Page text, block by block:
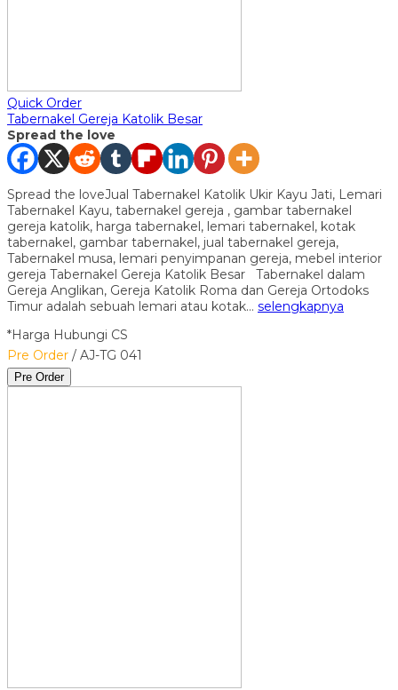
Quick Order
Tabernakel Gereja Katolik Besar
Spread the love
Spread the loveJual Tabernakel Katolik Ukir Kayu Jati, Lemari
Tabernakel Kayu, tabernakel gereja , gambar tabernakel
gereja katolik, harga tabernakel, lemari tabernakel, kotak
tabernakel, gambar tabernakel, jual tabernakel gereja,
Tabernakel musa, lemari penyimpanan gereja, mebel interior
gereja Tabernakel Gereja Katolik Besar Tabernakel dalam
Gereja Anglikan, Gereja Katolik Roma dan Gereja Ortodoks
Timur adalah sebuah lemari atau kotak… selengkapnya
*Harga Hubungi CS
Pre Order / AJ-TG 041
Pre Order